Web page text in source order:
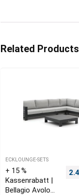
Related Products
ECKLOUNGE-SETS
+ 15 %
Kassenrabatt |
Bellagio Avolo